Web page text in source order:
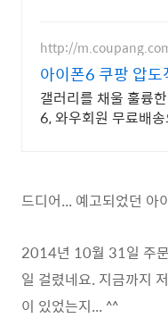
상의 신규 상품 업로
http://
아이폰6 쿠팡 압도
성능
갤러리를 채울 훌륭
6, 와우회원 무료배
드디어... 예고되었던 아
2014년 10월 31일 주
일 걸렸네요. 지금까지
이 있었는지... ^^